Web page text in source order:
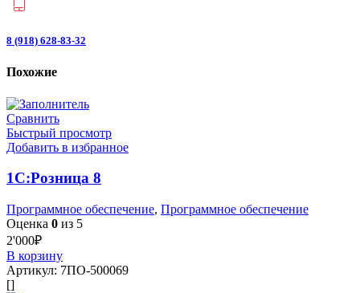
8 (918) 628-83-32
Похожие
Сравнить
Быстрый просмотр
Добавить в избранное
1С:Розница 8
Программное обеспечение, Программное обеспечение
Оценка 0 из 5
2'000₽
В корзину
Артикул: 7ПО-500069
[]